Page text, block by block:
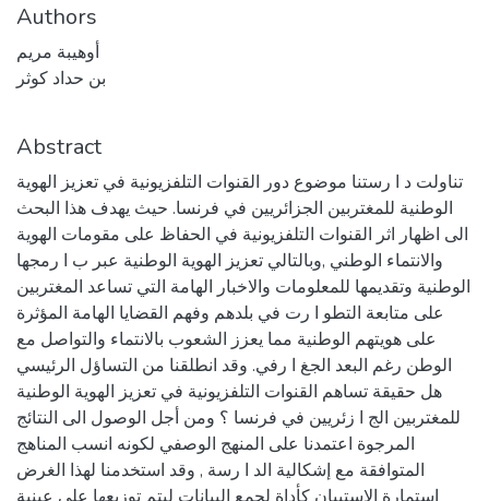
Authors
أوهيبة مريم
بن حداد كوثر
Abstract
تناولت د ا رستنا موضوع دور القنوات التلفزيونية في تعزيز الهوية
الوطنية للمغتربين الجزائريين في فرنسا. حيث يهدف هذا البحث
الى اظهار اثر القنوات التلفزيونية في الحفاظ على مقومات الهوية
والانتماء الوطني ,وبالتالي تعزيز الهوية الوطنية عبر ب ا رمجها
الوطنية وتقديمها للمعلومات والاخبار الهامة التي تساعد المغتربين
على متابعة التطو ا رت في بلدهم وفهم القضايا الهامة المؤثرة
على هويتهم الوطنية مما يعزز الشعوب بالانتماء والتواصل مع
الوطن رغم البعد الجغ ا رفي. وقد انطلقنا من التساؤل الرئيسي
هل حقيقة تساهم القنوات التلفزيونية في تعزيز الهوية الوطنية
للمغتربين الج ا زئريين في فرنسا ؟ ومن أجل الوصول الى النتائج
المرجوة اعتمدنا على المنهج الوصفي لكونه انسب المناهج
المتوافقة مع إشكالية الد ا رسة , وقد استخدمنا لهذا الغرض
استمارة الاستبيان كأداة لجمع البيانات ليتم توزيعها على عينية